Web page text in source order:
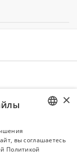
UKRAINIAN
×
вы соглашаетесь
Политикой